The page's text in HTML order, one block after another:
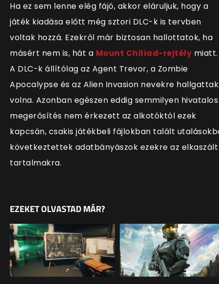
Ha ez sem lenne elég fájó, akkor eláruljuk, hogy a
játék kiadása előtt még sztori DLC-k is tervben
voltak hozzá. Ezekről már biztosan hallottatok, ha
másért nem is, hát a Mount Chiliad-rejtély miatt.
A DLC-k állítólag az Agent Trevor, a Zombie
Apocalypse és az Alien Invasion nevekre hallgattak
volna. Azonban egészen eddig semmilyen hivatalos
megerősítés nem érkezett az alkotóktól ezek
kapcsán, csakis játékbeli fájlokban talált
következtettek adatbányászok ezekre az elkaszált
tartalmakra.
EZEKET OLVASTAD MÁR?